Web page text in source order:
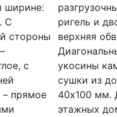
ширине:
С
стороны
с
прямое
ригель и
верхняя
укосины
сушки из
40х100 мм.
этажных